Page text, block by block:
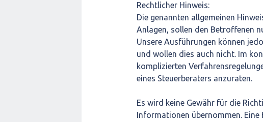
Rechtlicher Hinweis:
Die genannten allgemeinen
Anlagen, sollen den Betroffenen
Unsere Ausführungen können
und wollen dies auch nicht. Im
komplizierten
eines Steuerberaters anzuraten.
Es wird keine Gewähr für die
Informationen übernommen.